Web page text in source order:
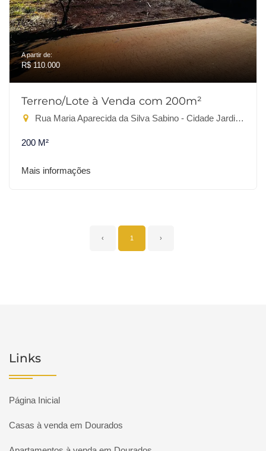
A partir de:
R$ 110.000
Terreno/Lote à Venda com 200m²
Rua Maria Aparecida da Silva Sabino - Cidade Jardim IV, Dourados-MS
200 M²
Mais informações
‹ 1 ›
Links
Página Inicial
Casas à venda em Dourados